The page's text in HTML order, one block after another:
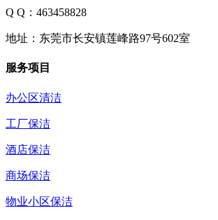
Q Q：463458828
地址：东莞市长安镇莲峰路97号602室
服务项目
办公区清洁
工厂保洁
酒店保洁
商场保洁
物业小区保洁